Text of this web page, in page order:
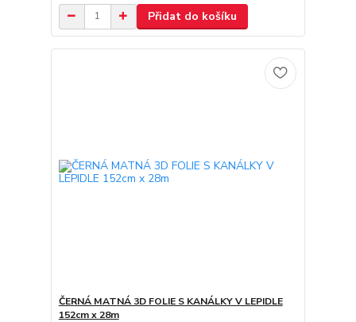
Přidat do košíku
ČERNÁ MATNÁ 3D FOLIE S KANÁLKY V LEPIDLE
152cm x 28m